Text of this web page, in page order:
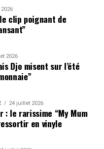
clip poignant de
2026
Djo misent sur l’été
24 juillet 2026
: le rarissime “My Mum
en vinyle